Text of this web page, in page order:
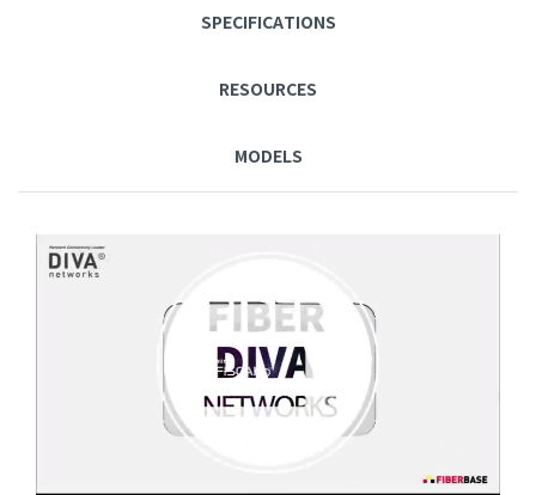
SPECIFICATIONS
RESOURCES
MODELS